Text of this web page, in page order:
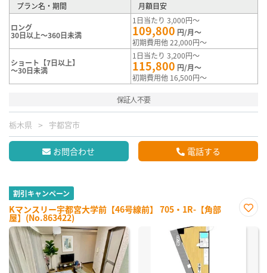
プラン名・期間 月額目安
ロング
30日以上～360日未満
1日当たり 3,000円～
109,800 円/月～
初期費用他 22,000円～
ショート【7日以上】
～30日未満
1日当たり 3,200円～
115,800 円/月～
初期費用他 16,500円～
保証人不要
栃木県 宇都宮市
お問合わせ 電話する
割引キャンペーン
Kマンスリー宇都宮大学前【46号線前】 705・1R-【角部
屋】(No.863422)
に入